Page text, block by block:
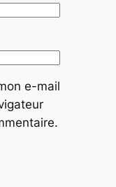
e-mail